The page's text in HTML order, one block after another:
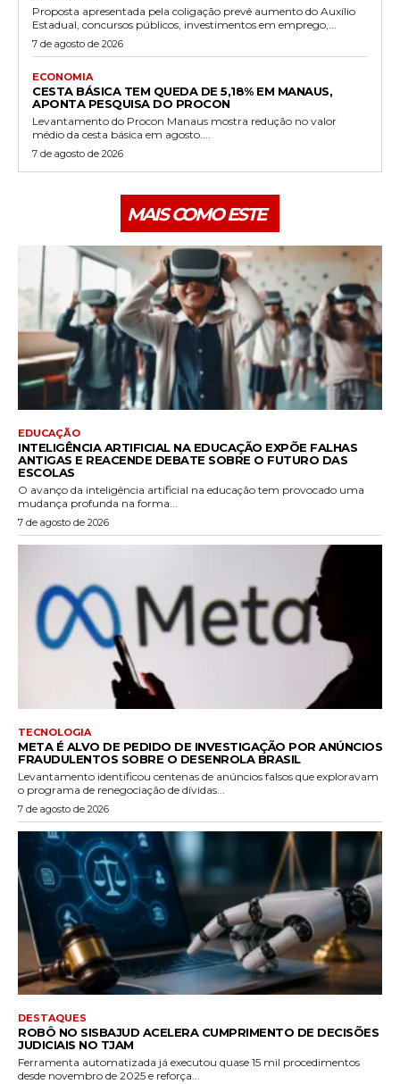
Proposta apresentada pela coligação prevê aumento do Auxílio
Estadual, concursos públicos, investimentos em emprego,...
7 de agosto de 2026
ECONOMIA
CESTA BÁSICA TEM QUEDA DE 5,18% EM MANAUS,
APONTA PESQUISA DO PROCON
Levantamento do Procon Manaus mostra redução no valor
médio da cesta básica em agosto....
7 de agosto de 2026
MAIS COMO ESTE
EDUCAÇÃO
INTELIGÊNCIA ARTIFICIAL NA EDUCAÇÃO EXPÕE FALHAS
ANTIGAS E REACENDE DEBATE SOBRE O FUTURO DAS
ESCOLAS
O avanço da inteligência artificial na educação tem provocado uma
mudança profunda na forma...
7 de agosto de 2026
TECNOLOGIA
META É ALVO DE PEDIDO DE INVESTIGAÇÃO POR ANÚNCIOS
FRAUDULENTOS SOBRE O DESENROLA BRASIL
Levantamento identificou centenas de anúncios falsos que exploravam
o programa de renegociação de dívidas...
7 de agosto de 2026
DESTAQUES
ROBÔ NO SISBAJUD ACELERA CUMPRIMENTO DE DECISÕES
JUDICIAIS NO TJAM
Ferramenta automatizada já executou quase 15 mil procedimentos
desde novembro de 2025 e reforça...